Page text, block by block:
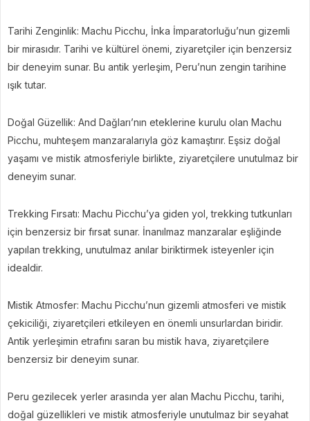
Tarihi Zenginlik: Machu Picchu, İnka İmparatorluğu’nun gizemli
bir mirasıdır. Tarihi ve kültürel önemi, ziyaretçiler için benzersiz
bir deneyim sunar. Bu antik yerleşim, Peru’nun zengin tarihine
ışık tutar.
Doğal Güzellik: And Dağları’nın eteklerine kurulu olan Machu
Picchu, muhteşem manzaralarıyla göz kamaştırır. Eşsiz doğal
yaşamı ve mistik atmosferiyle birlikte, ziyaretçilere unutulmaz bir
deneyim sunar.
Trekking Fırsatı: Machu Picchu’ya giden yol, trekking tutkunları
için benzersiz bir fırsat sunar. İnanılmaz manzaralar eşliğinde
yapılan trekking, unutulmaz anılar biriktirmek isteyenler için
idealdir.
Mistik Atmosfer: Machu Picchu’nun gizemli atmosferi ve mistik
çekiciliği, ziyaretçileri etkileyen en önemli unsurlardan biridir.
Antik yerleşimin etrafını saran bu mistik hava, ziyaretçilere
benzersiz bir deneyim sunar.
Peru gezilecek yerler arasında yer alan Machu Picchu, tarihi,
doğal güzellikleri ve mistik atmosferiyle unutulmaz bir seyahat